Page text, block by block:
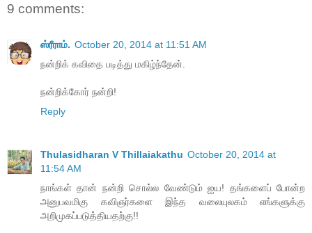
9 comments:
ஸ்ரீராம். October 20, 2014 at 11:51 AM
நன்றிக் கவிதை படித்து மகிழ்ந்தேன்.
நன்றிக்கோர் நன்றி!
Reply
Thulasidharan V Thillaiakathu October 20, 2014 at
11:54 AM
நாங்கள் தான் நன்றி சொல்ல வேண்டும் ஐய! தங்களைப் போன்ற
அனுபவமிகு கவிஞர்களை இந்த வலையுலகம் எங்களுக்கு
அறிமுகப்படுத்தியதற்கு!!